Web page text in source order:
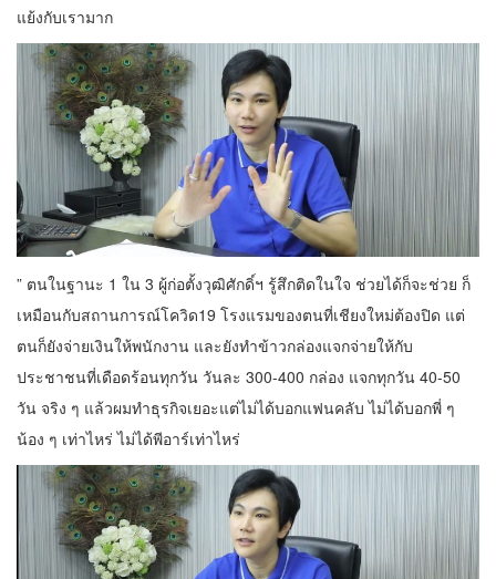
แย้งกับเรามาก
” ตนในฐานะ 1 ใน 3 ผู้ก่อตั้งวุฒิศักดิ์ฯ รู้สึกติดในใจ ช่วยได้ก็จะช่วย ก็
เหมือนกับสถานการณ์โควิด19 โรงแรมของตนที่เชียงใหม่ต้องปิด แต่
ตนก็ยังจ่ายเงินให้พนักงาน และยังทำข้าวกล่องแจกจ่ายให้กับ
ประชาชนที่เดือดร้อนทุกวัน วันละ 300-400 กล่อง แจกทุกวัน 40-50
วัน จริง ๆ แล้วผมทำธุรกิจเยอะแต่ไม่ได้บอกแฟนคลับ ไม่ได้บอกพี่ ๆ
น้อง ๆ เท่าไหร่ ไม่ได้พีอาร์เท่าไหร่